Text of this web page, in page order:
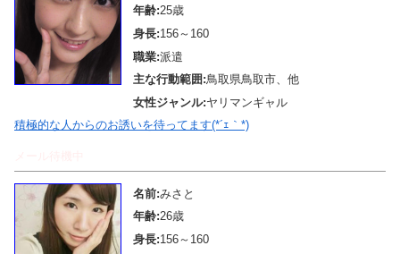
年齢:25歳
身長:156～160
職業:派遣
主な行動範囲:鳥取県鳥取市、他
女性ジャンル:ヤリマンギャル
積極的な人からのお誘いを待ってます(*´ｪ｀*)
名前:みさと
年齢:26歳
身長:156～160